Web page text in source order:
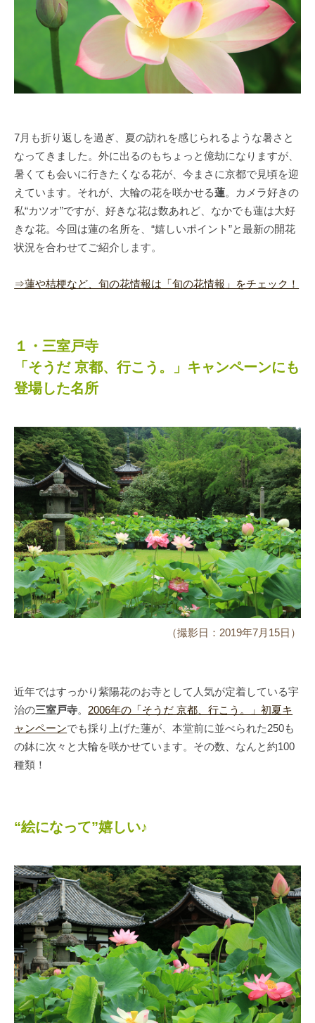
7月も折り返しを過ぎ、夏の訪れを感じられるような暑さと
なってきました。外に出るのもちょっと億劫になりますが、
暑くても会いに行きたくなる花が、今まさに京都で見頃を迎
えています。それが、大輪の花を咲かせる蓮。カメラ好きの
私“カツオ”ですが、好きな花は数あれど、なかでも蓮は大好
きな花。今回は蓮の名所を、“嬉しいポイント”と最新の開花
状況を合わせてご紹介します。
⇒蓮や桔梗など、旬の花情報は「旬の花情報」をチェック！
１・三室戸寺
「そうだ 京都、行こう。」キャンペーンにも
登場した名所
（撮影日：2019年7月15日）
近年ではすっかり紫陽花のお寺として人気が定着している宇
治の三室戸寺。 2006年の「そうだ 京都、行こう。」初夏キ
ャンペーンでも採り上げた蓮が、本堂前に並べられた250も
の鉢に次々と大輪を咲かせています。その数、なんと約100
種類！
“絵になって”嬉しい♪